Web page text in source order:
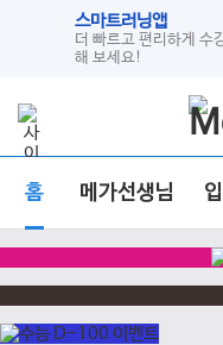
스마트러닝앱
더 빠르고 편리하게 수
해 보세요!
홈 메가선생님